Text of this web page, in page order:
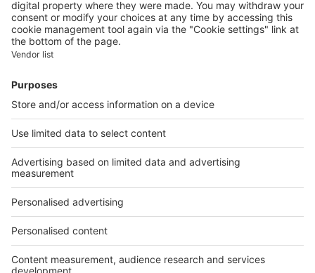
Nous rejoindre
Presse
Nos applications
Découvrez nos applications
Services pro